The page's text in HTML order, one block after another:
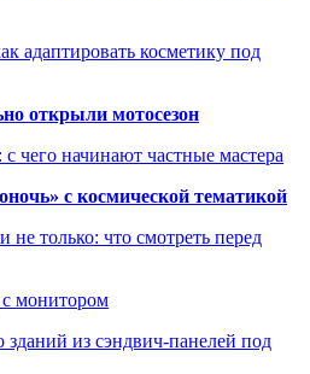
адаптировать косметику под
открыли мотосезон
чего начинают частные мастера
с космической тематикой
только: что смотреть перед
с монитором
зданий из сэндвич-панелей под